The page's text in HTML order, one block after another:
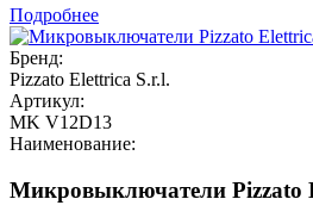
Подробнее
Бренд:
Pizzato Elettrica S.r.l.
Артикул:
MK V12D13
Наименование:
Микровыключатели Pizzato